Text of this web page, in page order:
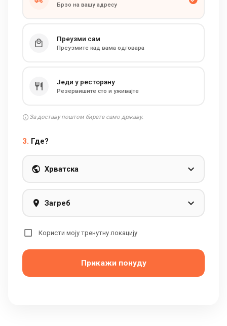
Брзо на вашу адресу
Преузми сам
Преузмите кад вама одговара
Једи у ресторану
Резервишите сто и уживајте
За доставу поштом бирате само државу.
3. Где?
Хрватска
Загреб
Користи моју тренутну локацију
Прикажи понуду